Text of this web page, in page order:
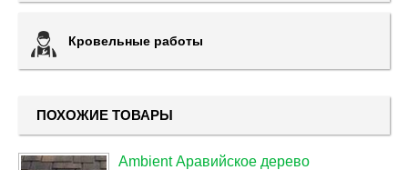
Кровельные работы
ПОХОЖИЕ ТОВАРЫ
Ambient Аравийское дерево